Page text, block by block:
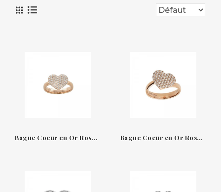
Bague Coeur en Or Rose 18K & Diamants Amore Leo Pizzo Bague Coeur en Or Rose 18K & Diamants Amore Leo Pizzo